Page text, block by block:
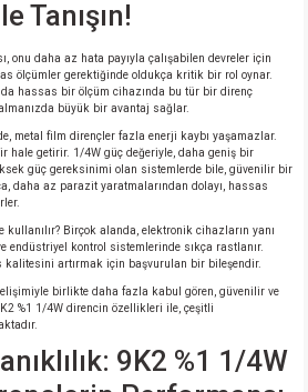
Tanışın!
onu daha az hata payıyla çalışabilen devreler için
ölçümler gerektiğinde oldukça kritik bir rol oynar.
hassas bir ölçüm cihazında bu tür bir direnç
büyük bir avantaj sağlar.
metal film dirençler fazla enerji kaybı yaşamazlar.
hale getirir. 1/4W güç değeriyle, daha geniş bir
güç gereksinimi olan sistemlerde bile, güvenilir bir
daha az parazit yaratmalarından dolayı, hassas
kullanılır? Birçok alanda, elektronik cihazların yanı
endüstriyel kontrol sistemlerinde sıkça rastlanır.
kalitesini artırmak için başvurulan bir bileşendir.
birlikte daha fazla kabul gören, güvenilir ve
%1 1/4W direncin özellikleri ile, çeşitli
9K2 %1 1/4W